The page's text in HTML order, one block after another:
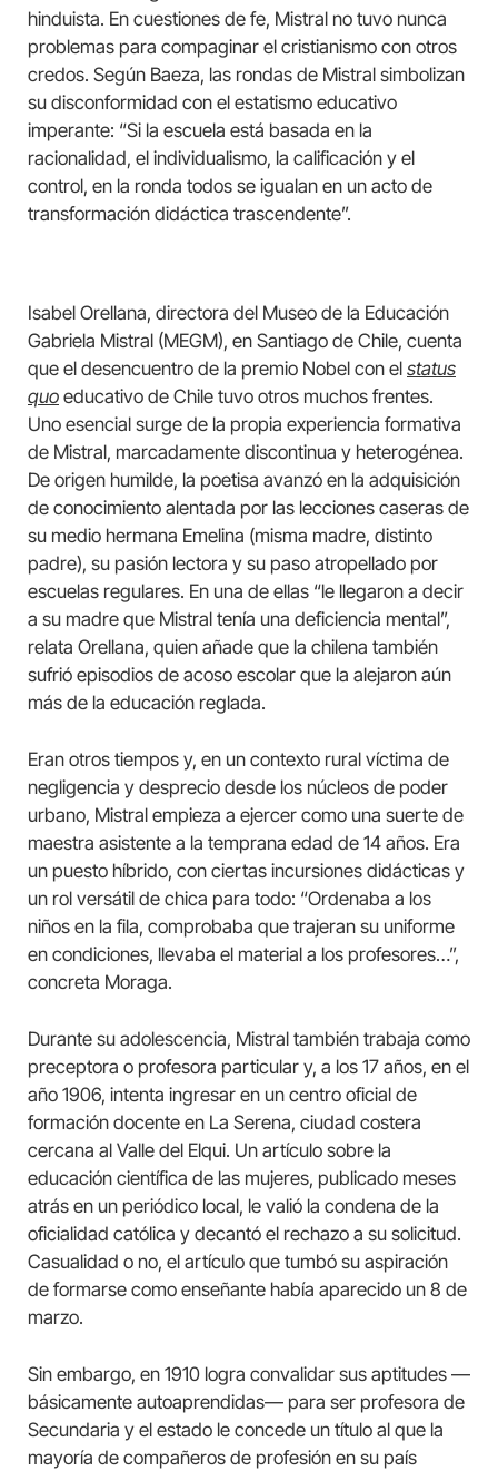
hinduista. En cuestiones de fe, Mistral no tuvo nunca
problemas para compaginar el cristianismo con otros
credos. Según Baeza, las rondas de Mistral simbolizan
su disconformidad con el estatismo educativo
imperante: “Si la escuela está basada en la
racionalidad, el individualismo, la calificación y el
control, en la ronda todos se igualan en un acto de
transformación didáctica trascendente”.
Isabel Orellana, directora del Museo de la Educación
Gabriela Mistral (MEGM), en Santiago de Chile, cuenta
que el desencuentro de la premio Nobel con el status
quo educativo de Chile tuvo otros muchos frentes.
Uno esencial surge de la propia experiencia formativa
de Mistral, marcadamente discontinua y heterogénea.
De origen humilde, la poetisa avanzó en la adquisición
de conocimiento alentada por las lecciones caseras de
su medio hermana Emelina (misma madre, distinto
padre), su pasión lectora y su paso atropellado por
escuelas regulares. En una de ellas “le llegaron a decir
a su madre que Mistral tenía una deficiencia mental”,
relata Orellana, quien añade que la chilena también
sufrió episodios de acoso escolar que la alejaron aún
más de la educación reglada.
Eran otros tiempos y, en un contexto rural víctima de
negligencia y desprecio desde los núcleos de poder
urbano, Mistral empieza a ejercer como una suerte de
maestra asistente a la temprana edad de 14 años. Era
un puesto híbrido, con ciertas incursiones didácticas y
un rol versátil de chica para todo: “Ordenaba a los
niños en la fila, comprobaba que trajeran su uniforme
en condiciones, llevaba el material a los profesores…”,
concreta Moraga.
Durante su adolescencia, Mistral también trabaja como
preceptora o profesora particular y, a los 17 años, en el
año 1906, intenta ingresar en un centro oficial de
formación docente en La Serena, ciudad costera
cercana al Valle del Elqui. Un artículo sobre la
educación científica de las mujeres, publicado meses
atrás en un periódico local, le valió la condena de la
oficialidad católica y decantó el rechazo a su solicitud.
Casualidad o no, el artículo que tumbó su aspiración
de formarse como enseñante había aparecido un 8 de
marzo.
Sin embargo, en 1910 logra convalidar sus aptitudes —
básicamente autoaprendidas— para ser profesora de
Secundaria y el estado le concede un título al que la
mayoría de compañeros de profesión en su país